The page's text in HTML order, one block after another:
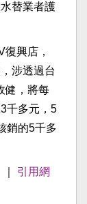
替業者護
興店，
涉透過台
健，將每
千多元，5
銷的5千多
引用網